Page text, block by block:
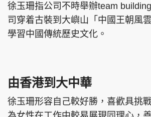
徐玉珊指公司不時舉辦team
司穿着古裝到大嶼山「中國王朝風
學習中國傳統歷史文化。
由香港到大中華
徐玉珊形容自己較好勝，喜歡具挑